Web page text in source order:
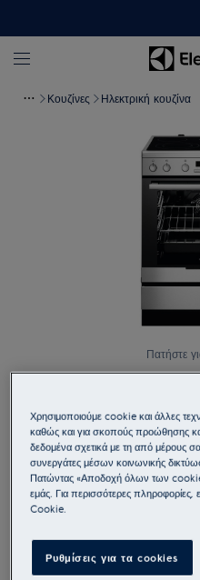
Κουζίνες Ηλεκτρική κουζίνα
Πατήστε
EKC5651AOX
600
Κουζίνα
4.9 (24)
Χρησιμοποιούμε cookie και άλλες
καθώς και για σκοπούς προώθησης
δεδομένα σχετικά με τη από μέρους
συνεργάτες μέσων κοινωνικής
Πατώντας «Αποδοχή όλων των
εμάς. Για περισσότερες πληροφορίες,
Cookie.
Ρυθμίσεις για τα cookies